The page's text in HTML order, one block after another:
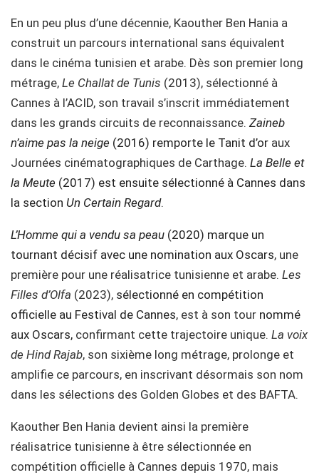
En un peu plus d’une décennie, Kaouther Ben Hania a
construit un parcours international sans équivalent
dans le cinéma tunisien et arabe. Dès son premier long
métrage, Le Challat de Tunis (2013), sélectionné à
Cannes à l’ACID, son travail s’inscrit immédiatement
dans les grands circuits de reconnaissance. Zaineb
n’aime pas la neige (2016) remporte le Tanit d’or aux
Journées cinématographiques de Carthage. La Belle et
la Meute (2017) est ensuite sélectionné à Cannes dans
la section Un Certain Regard.
L’Homme qui a vendu sa peau (2020) marque un
tournant décisif avec une nomination aux Oscars, une
première pour une réalisatrice tunisienne et arabe. Les
Filles d’Olfa (2023), sélectionné en compétition
officielle au Festival de Cannes, est à son tour nommé
aux Oscars, confirmant cette trajectoire unique. La voix
de Hind Rajab, son sixième long métrage, prolonge et
amplifie ce parcours, en inscrivant désormais son nom
dans les sélections des Golden Globes et des BAFTA.
Kaouther Ben Hania devient ainsi la première
réalisatrice tunisienne à être sélectionnée en
compétition officielle à Cannes depuis 1970, mais